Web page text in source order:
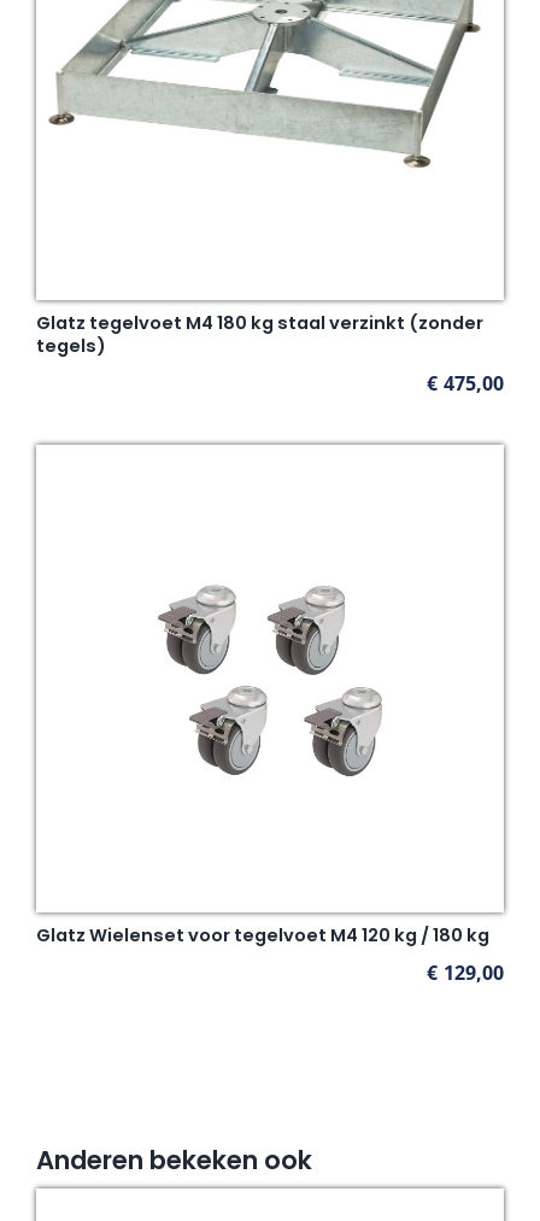
Glatz tegelvoet M4 180 kg staal verzinkt (zonder
tegels)
€ 475,00
Glatz Wielenset voor tegelvoet M4 120 kg / 180 kg
€ 129,00
Anderen bekeken ook